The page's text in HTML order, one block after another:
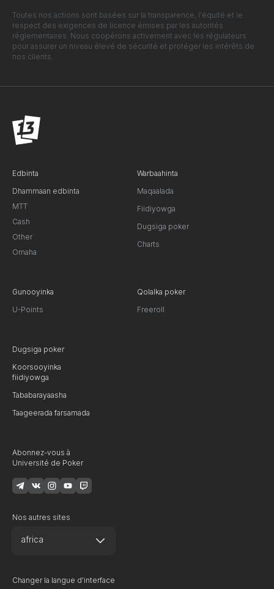
Toutes nos actions sont basées sur la transparence, l'équité et le
respect des exigences de licence émises par les autorités
réglementaires. Nous coopérons activement avec les régulateurs
pour assurer un niveau élevé de sécurité et protéger les intérêts de
nos clients.
Edbinta
Dhammaan edbinta
MTT
Cash
Other
Omaha
Warbaahinta
Maqaalada
Fiidiyowga
Dugsiga poker
Charts
Gunooyinka
U-Points
Qolalka poker
Freeroll
Dugsiga poker
Koorsooyinka
fiidiyowga
Tababarayaasha
Taageerada farsamada
Abonnez-vous à
Université de Poker
Nos autres sites
africa
Changer la langue d'interface